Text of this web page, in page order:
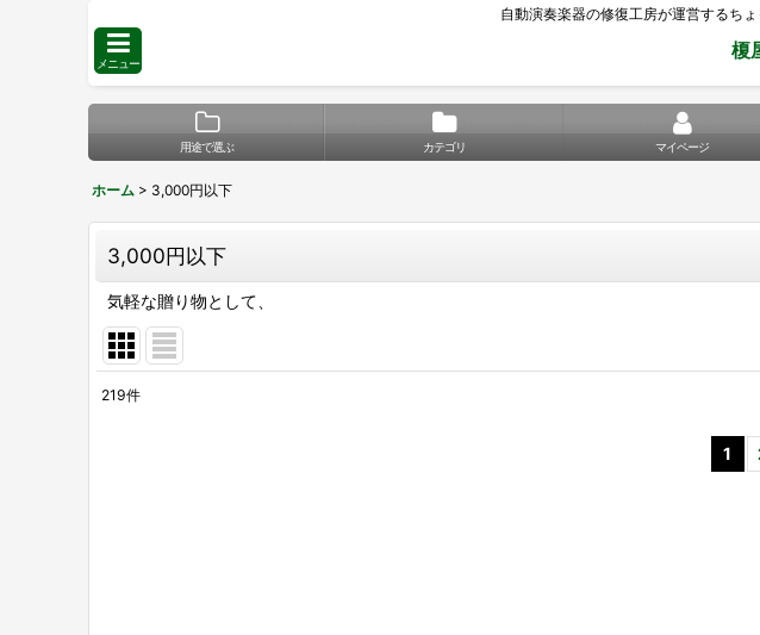
自動演奏楽器の修復工房が運営するち
メニュー
榎
用途で選ぶ カテゴリ マイページ
ホーム > 3,000円以下
3,000円以下
気軽な贈り物として、
219件
1